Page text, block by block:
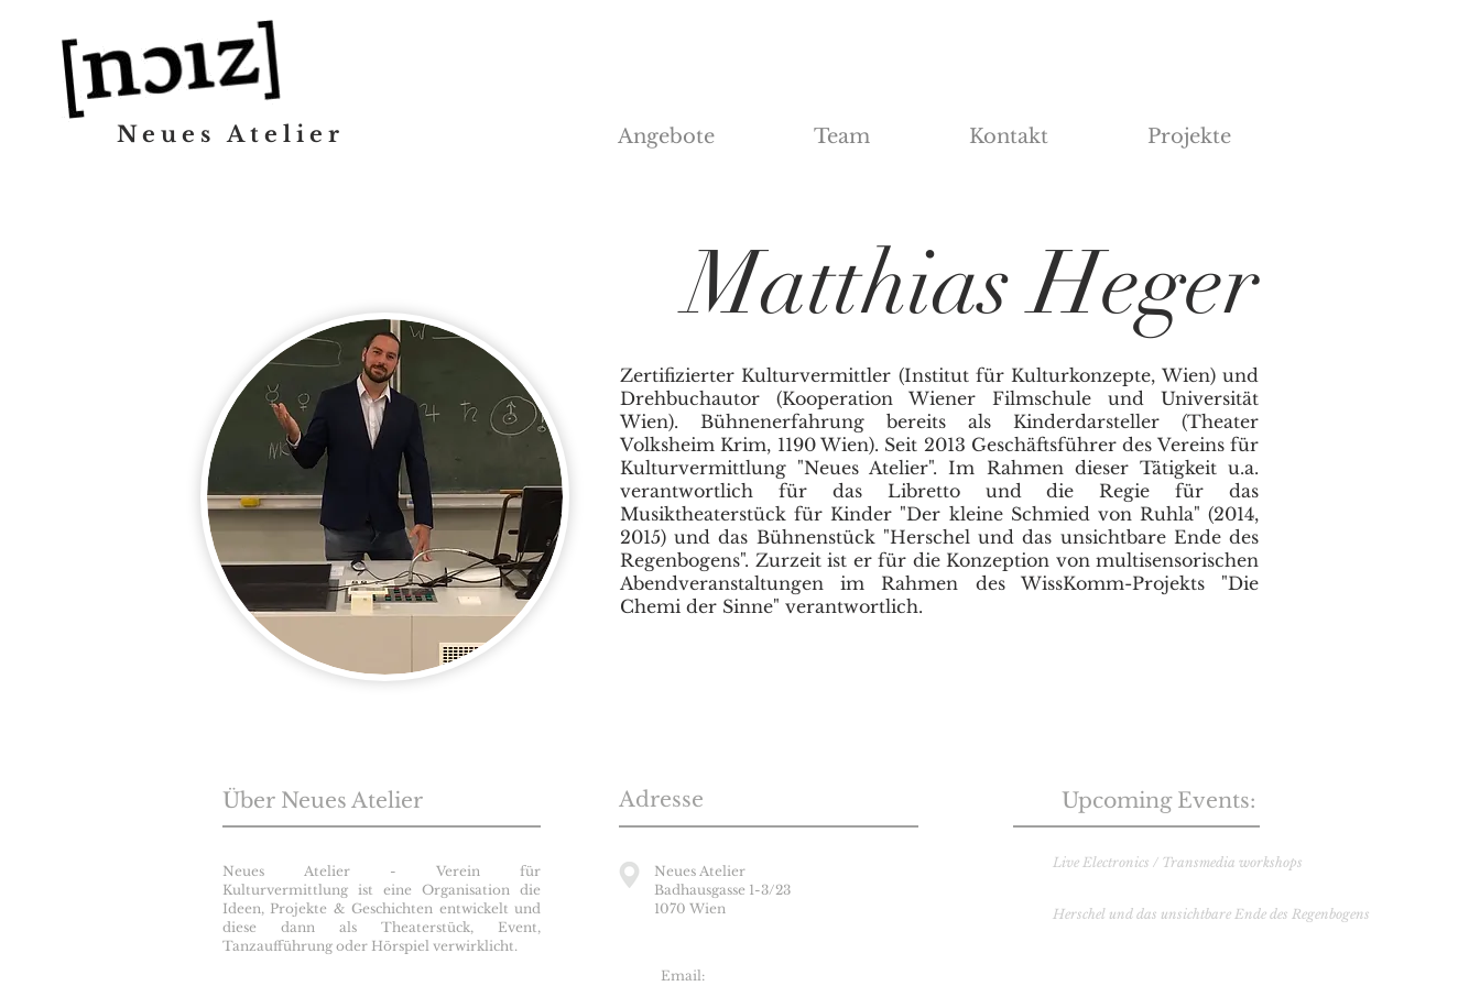
Neues Atelier Angebote Team Kontakt Projekte
Matthias Heger
Zertifizierter Kulturvermittler (Institut für Kulturkonzepte, Wien) und
Drehbuchautor (Kooperation Wiener Filmschule und Universität
Wien). Bühnenerfahrung bereits als Kinderdarsteller (Theater
Volksheim Krim, 1190 Wien). Seit 2013 Geschäftsführer des Vereins für
Kulturvermittlung "Neues Atelier". Im Rahmen dieser Tätigkeit u.a.
verantwortlich für das Libretto und die Regie für das
Musiktheaterstück für Kinder "Der kleine Schmied von Ruhla" (2014,
2015) und das Bühnenstück "Herschel und das unsichtbare Ende des
Regenbogens". Zurzeit ist er für die Konzeption von multisensorischen
Abendveranstaltungen im Rahmen des WissKomm-Projekts "Die
Chemi der Sinne" verantwortlich.
Über Neues Atelier
Neues Atelier - Verein für
Kulturvermittlung ist eine Organisation die
Ideen, Projekte & Geschichten entwickelt und
diese dann als Theaterstück, Event,
Tanzaufführung oder Hörspiel verwirklicht.
Adresse
Neues Atelier
Badhausgasse 1-3/23
1070 Wien
Email:
Upcoming Events:
Herschel und das unsichtbare Ende des Regenbogens
Live Electronics / Transmedia workshops